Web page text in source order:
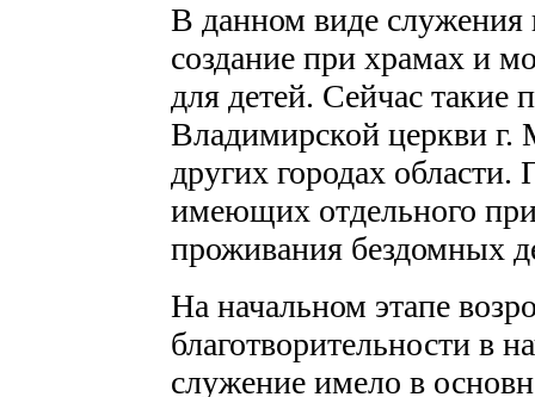
В данном виде служения
создание при храмах и
для детей. Сейчас
Владимирской церкви
других городах
имеющих отдельного
проживания бездомных
На начальном этапе
благотворительности в
служение имело в